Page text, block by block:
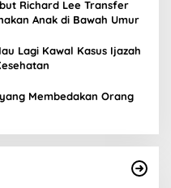
Richard Lee Transfer
Anak di Bawah Umur
Lagi Kawal Kasus Ijazah
Membedakan Orang